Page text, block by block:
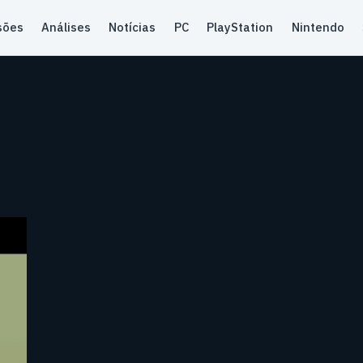
Análises Notícias PC PlayStation Nintendo